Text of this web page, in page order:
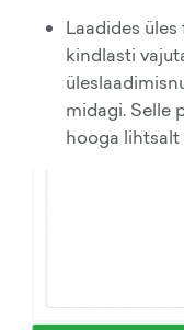
Laadides
kindlasti
midagi. Selle
hooga lihtsalt